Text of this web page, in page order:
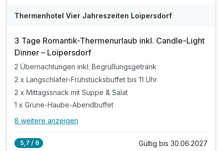
WAR
202
Thermenhotel Vier Jahreszeiten Loipersdorf
3 Tage Romantik-Thermenurlaub inkl. Candle-Light
Dinner – Loipersdorf
2 Übernachtungen inkl. Begrüßungsgetränk
2 x Langschläfer-Frühstücksbuffet bis 11 Uhr
2 x Mittagssnack mit Suppe & Salat
1 x Grüne-Haube-Abendbuffet
Alle Inklusivleistungen
8 weitere anzeigen
5,7 / 6 Gültig bis 30.06.2027